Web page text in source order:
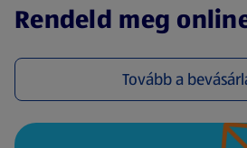
Rendeld meg
Tovább a (új